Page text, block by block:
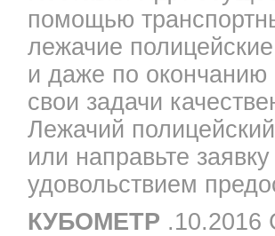
помощью
лежачие
и даже по окончанию
свои задачи
Лежачий
или направьте
удовольствием
КУБОМЕТР .10.2016